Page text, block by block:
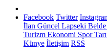
Facebook Twitter
İlan Güncel Lapseki
Turizm Ekonomi Spor
Künye İletişim RSS